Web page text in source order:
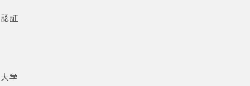
証
学